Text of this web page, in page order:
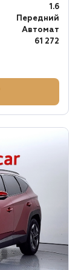
1.6
Передний
Автомат
61 272